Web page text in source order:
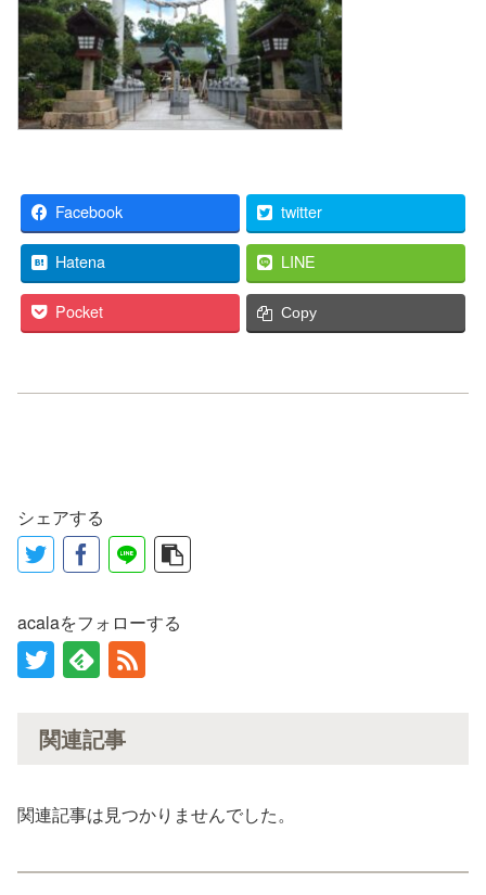
Facebook twitter
Hatena LINE
Pocket Copy
シェアする
acalaをフォローする
関連記事
関連記事は見つかりませんでした。